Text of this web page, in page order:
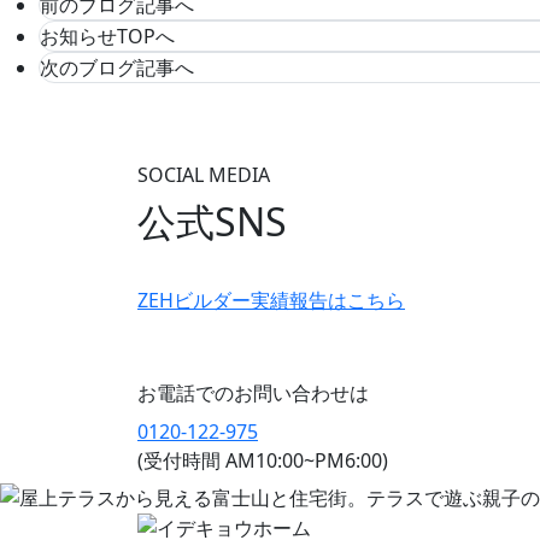
お知らせTOPへ
次のブログ記事へ
SOCIAL MEDIA
公式SNS
ZEHビルダー実績報告はこちら
お電話でのお問い合わせは
0120-122-975
(受付時間 AM10:00~PM6:00)